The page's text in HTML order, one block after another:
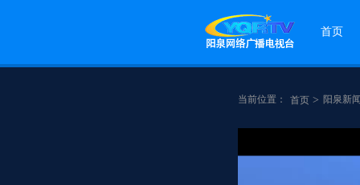
首页
当前位置： 首页 > 阳泉新